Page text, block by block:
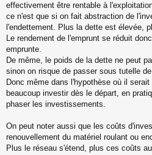
s
s
g
e
n
o
n
u
effectivement être rentable à
ce n'est que si on fait abstraction de
l'endettement. Plus la dette est élevée,
Le rendement de l'emprunt se réduit
emprunte.
De même, le poids de la dette ne peut
sinon on risque de passer sous tutelle
Donc même dans l'hypothèse où il
beaucoup investir dès le départ, en
phaser les investissements.
On peut noter aussi que les coûts
renouvellement du matériel roulant ou
Plus le réseau s'étend, plus ces coûts